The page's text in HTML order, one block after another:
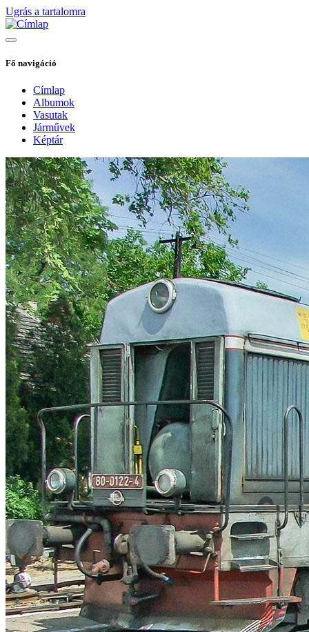
Ugrás a tartalomra
Fő navigáció
Címlap
Albumok
Vasutak
Járművek
Képtár